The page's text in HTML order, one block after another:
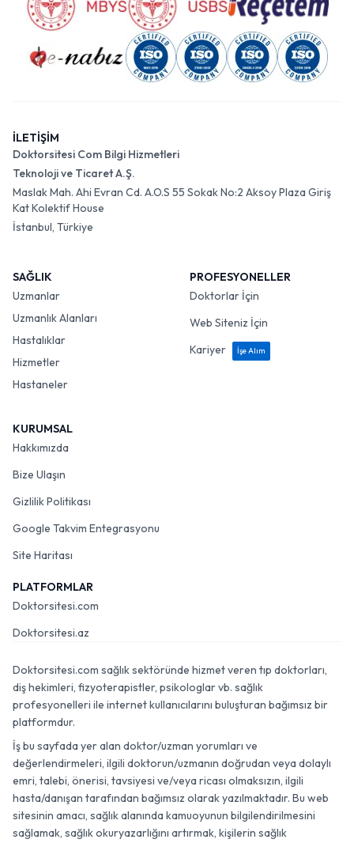
İLETİŞİM
Doktorsitesi Com Bilgi Hizmetleri
Teknoloji ve Ticaret A.Ş.
Maslak Mah. Ahi Evran Cd. A.O.S 55 Sokak No:2 Aksoy Plaza Giriş
Kat Kolektif House
İstanbul, Türkiye
SAĞLIK
Uzmanlar
Uzmanlık Alanları
Hastalıklar
Hizmetler
Hastaneler
PROFESYONELLER
Doktorlar İçin
Web Siteniz İçin
Kariyer
İşe Alım
KURUMSAL
Hakkımızda
Bize Ulaşın
Gizlilik Politikası
Google Takvim Entegrasyonu
Site Haritası
PLATFORMLAR
Doktorsitesi.com
Doktorsitesi.az
Doktorsitesi.com sağlık sektöründe hizmet veren tıp doktorları,
diş hekimleri, fizyoterapistler, psikologlar vb. sağlık
profesyonelleri ile internet kullanıcılarını buluşturan bağımsız bir
platformdur.
İş bu sayfada yer alan doktor/uzman yorumları ve
değerlendirmeleri, ilgili doktorun/uzmanın doğrudan veya dolaylı
emri, talebi, önerisi, tavsiyesi ve/veya ricası olmaksızın, ilgili
hasta/danışan tarafından bağımsız olarak yazılmaktadır. Bu web
sitesinin amacı, sağlık alanında kamuoyunun bilgilendirilmesini
sağlamak, sağlık okuryazarlığını artırmak, kişilerin sağlık